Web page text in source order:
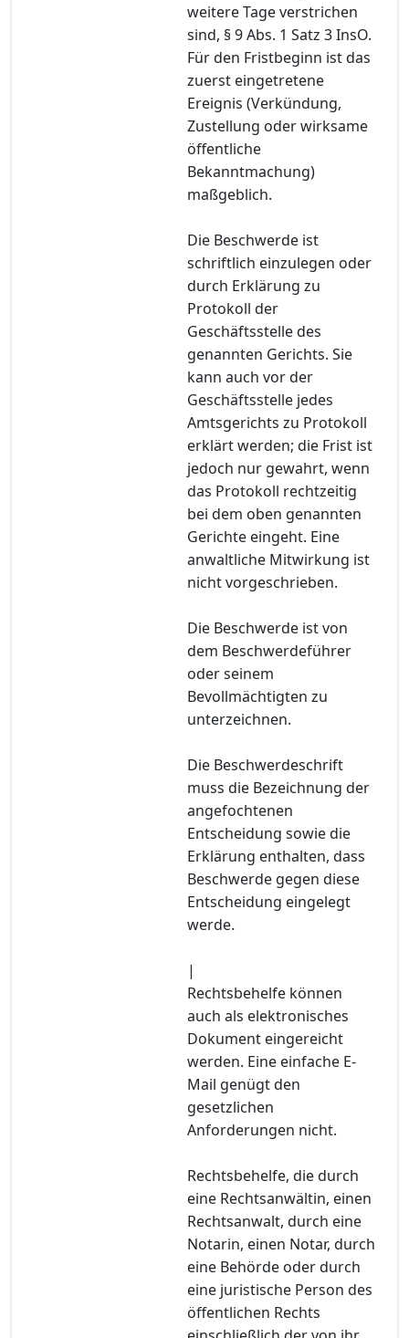
weitere Tage verstrichen
sind, § 9 Abs. 1 Satz 3 InsO.
Für den Fristbeginn ist das
zuerst eingetretene
Ereignis (Verkündung,
Zustellung oder wirksame
öffentliche
Bekanntmachung)
maßgeblich.
Die Beschwerde ist
schriftlich einzulegen oder
durch Erklärung zu
Protokoll der
Geschäftsstelle des
genannten Gerichts. Sie
kann auch vor der
Geschäftsstelle jedes
Amtsgerichts zu Protokoll
erklärt werden; die Frist ist
jedoch nur gewahrt, wenn
das Protokoll rechtzeitig
bei dem oben genannten
Gerichte eingeht. Eine
anwaltliche Mitwirkung ist
nicht vorgeschrieben.
Die Beschwerde ist von
dem Beschwerdeführer
oder seinem
Bevollmächtigten zu
unterzeichnen.
Die Beschwerdeschrift
muss die Bezeichnung der
angefochtenen
Entscheidung sowie die
Erklärung enthalten, dass
Beschwerde gegen diese
Entscheidung eingelegt
werde.
|
Rechtsbehelfe können
auch als elektronisches
Dokument eingereicht
werden. Eine einfache E-
Mail genügt den
gesetzlichen
Anforderungen nicht.
Rechtsbehelfe, die durch
eine Rechtsanwältin, einen
Rechtsanwalt, durch eine
Notarin, einen Notar, durch
eine Behörde oder durch
eine juristische Person des
öffentlichen Rechts